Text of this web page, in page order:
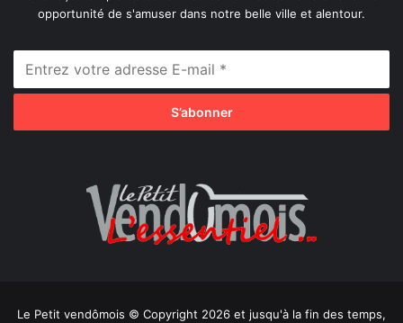
opportunité de s'amuser dans notre belle ville et alentour.
Le Petit vendômois © Copyright 2026 et jusqu'à la fin des temps,